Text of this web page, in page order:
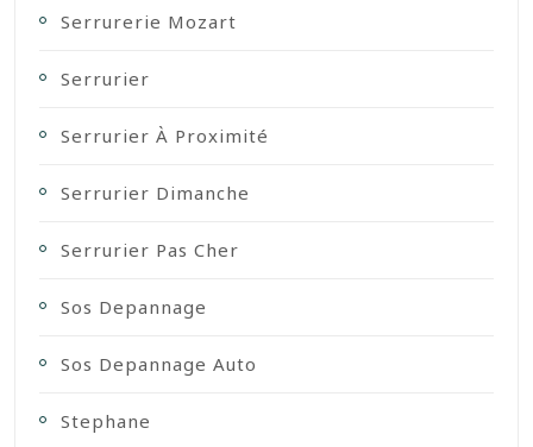
Serrurerie Mozart
Serrurier
Serrurier À Proximité
Serrurier Dimanche
Serrurier Pas Cher
Sos Depannage
Sos Depannage Auto
Stephane